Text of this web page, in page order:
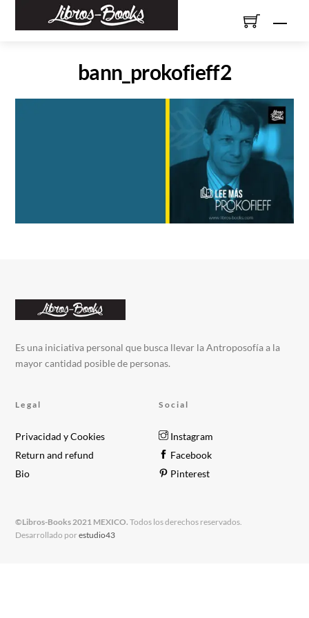
bann_prokofieff2
Es una iniciativa personal que busca llevar la Antroposofía a la
mayor cantidad posible de personas.
Legal
Privacidad y Cookies
Return and refund
Bio
Social
Instagram
Facebook
Pinterest
©Libros-Books 2021 MEXICO.Todos los derechos reservados.
Desarrollado porestudio43